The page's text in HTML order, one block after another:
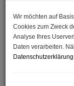
Wir möchten auf
Cookies zum Zweck
Analyse Ihres
Daten verarbeiten.
Datenschutzerklärung